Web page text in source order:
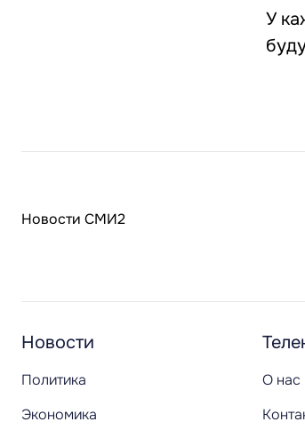
У
Новости СМИ2
Новости
Политика
Экономика
О нас